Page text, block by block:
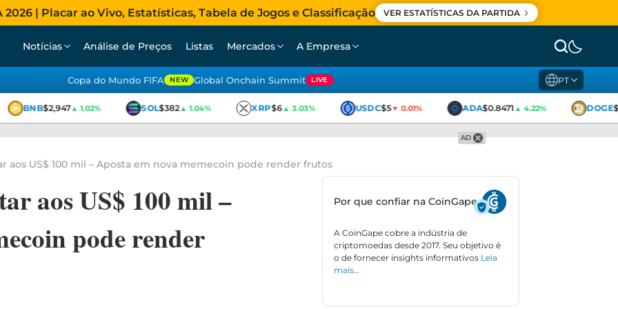
| Placar ao Vivo, Estatísticas, Tabela de Jogos e Classificação VER ESTATÍSTICAS DA PARTIDA
Notícias Análise de Preços Listas Mercados A Empresa
Copa do Mundo FIFA NEW Global Onchain Summit LIVE PT
BNB$2,947▲ 1.02% SOL$382▲ 1.04% XRP$6▲ 3.03% USDC$5▼ 0.01% ADA$0.8471▲ 4.22% DOGE
AD
aos US$ 100 mil – Aposta em nova memecoin pode render frutos
aos US$ 100 mil –
pode render
Por que confiar na CoinGape
A CoinGape cobre a indústria de
criptomoedas desde 2017. Seu objetivo é
o de fornecer insights informativos Leia
mais…